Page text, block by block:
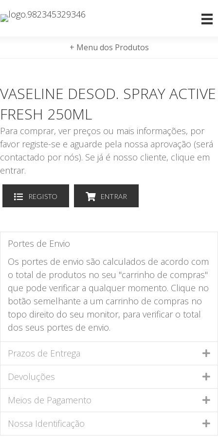
+ Menu dos Produtos
VASELINE DESOD. SPRAY ACTIVE
FRESH 250ML
Para comprar, ver preços ou mais informações, por
favor registe-se e aguarde pela nossa aprovação (será
contactado por nós). Se já é nosso cliente, clique em
entrar.
REGISTO ENTRAR
Portes de Envio
Os portes de envio são calculados de acordo com
o total de produtos no seu "carrinho de compras"
que pode verificar a qualquer momento. Clique no
botão semelhante a um carrinho de compras no
topo direito do seu monitor, para verificar o total
dos seus portes de envio.
Prazos de Entrega
Devoluções
Meios de Pagamento
Nossa Identificação